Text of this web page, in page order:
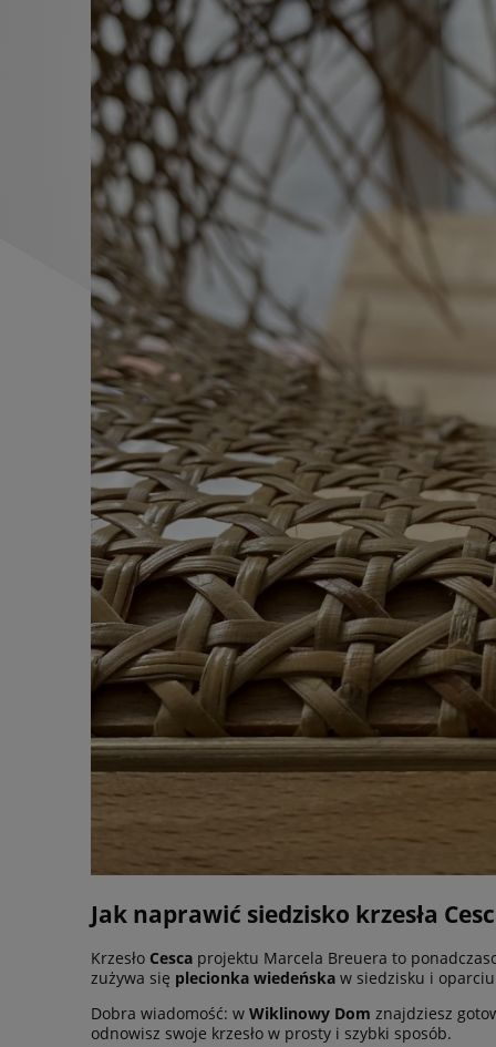
Jak naprawić siedzisko krzesła
Krzesło Cesca projektu Marcela Breuera to
zużywa się plecionka wiedeńska w siedzisku i
Dobra wiadomość: w Wiklinowy Dom znajdziesz
odnowisz swoje krzesło w prosty i szybki sposób.